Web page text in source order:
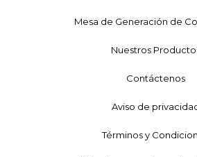
Mesa de Generación de
Nuestros
Contáctenos
Aviso de
Términos y